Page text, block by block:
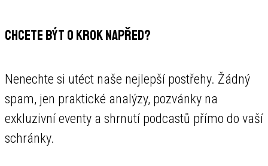
CHCETE BÝT O KROK NAPŘED?
Nenechte si utéct naše nejlepší postřehy. Žádný
spam, jen praktické analýzy, pozvánky na
exkluzivní eventy a shrnutí podcastů přímo do vaší
schránky.